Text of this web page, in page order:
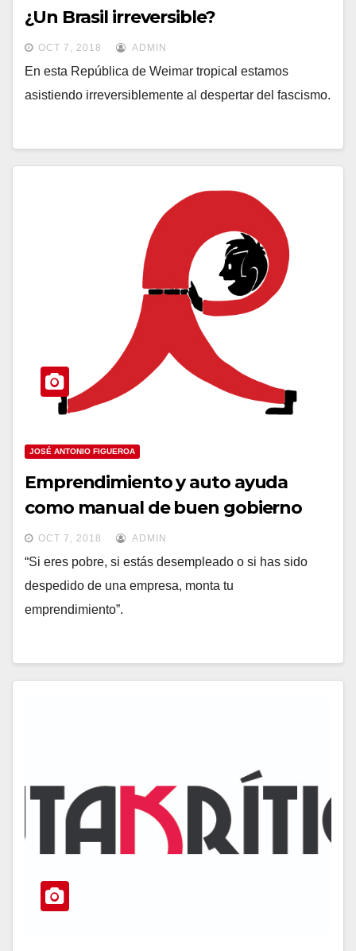
¿Un Brasil irreversible?
OCT 7, 2018 ADMIN
En esta República de Weimar tropical estamos
asistiendo irreversiblemente al despertar del fascismo.
JOSÉ ANTONIO FIGUEROA
Emprendimiento y auto ayuda
como manual de buen gobierno
OCT 7, 2018 ADMIN
“Si eres pobre, si estás desempleado o si has sido
despedido de una empresa, monta tu
emprendimiento”.